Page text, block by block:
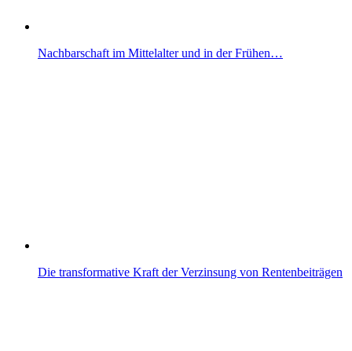
Nachbarschaft im Mittelalter und in der Frühen…
Die transformative Kraft der Verzinsung von Rentenbeiträgen